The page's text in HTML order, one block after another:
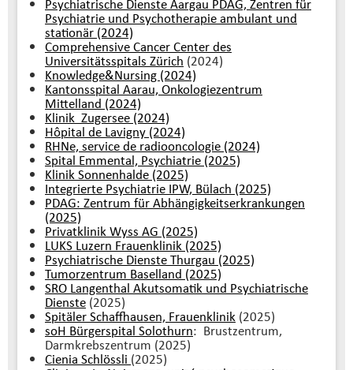
Psychiatrie und Psychotherapie ambulant und
stationär (2024)
Comprehensive Cancer Center des
Universitätsspitals Zürich (2024)
Knowledge&Nursing (2024)
Kantonsspital Aarau, Onkologiezentrum
Mittelland (2024)
Klinik Zugersee (2024)
Hôpital de Lavigny (2024)
RHNe, service de radiooncologie (2024)
Spital Emmental, Psychiatrie (2025)
Klinik Sonnenhalde (2025)
Integrierte Psychiatrie IPW, Bülach (2025)
PDAG: Zentrum für Abhängigkeitserkrankungen
(2025)
Privatklinik Wyss AG (2025)
LUKS Luzern Frauenklinik (2025)
Psychiatrische Dienste Thurgau (2025)
Tumorzentrum Baselland (2025)
SRO Langenthal Akutsomatik und Psychiatrische
Dienste (2025)
Spitäler Schaffhausen, Frauenklinik (2025)
soH Bürgerspital Solothurn: Brustzentrum,
Darmkrebszentrum (2025)
Cienia Schlössli (2025)